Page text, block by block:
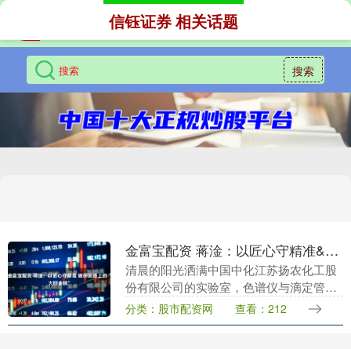
搜索
信钰证券 相关话题
金富宝配资 蒋淦：以匠心守精准&#32;做研发路上的“火眼金睛”
清晨的阳光洒满中国中化江苏扬农化工股
份有限公司的实验室，色谱仪与滴定管整
齐排列，折射出专注的光芒。植保研究院
检测研发部分析实验员蒋淦手持待检样品
分类：股市配资网 查看：212